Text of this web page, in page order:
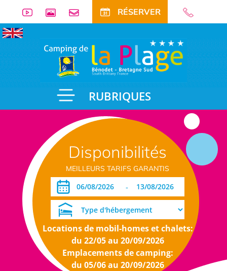
RÉSERVER
RUBRIQUES
Disponibilités
MEILLEURS TARIFS GARANTIS
-
Locations de mobil-homes et chalets:
du 22/05 au 20/09/2026
Emplacements de camping:
du 05/06 au 20/09/2026